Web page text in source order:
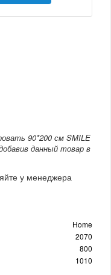
90*200 см SMILE
данный товар в
у менеджера
Home
2070
800
1010